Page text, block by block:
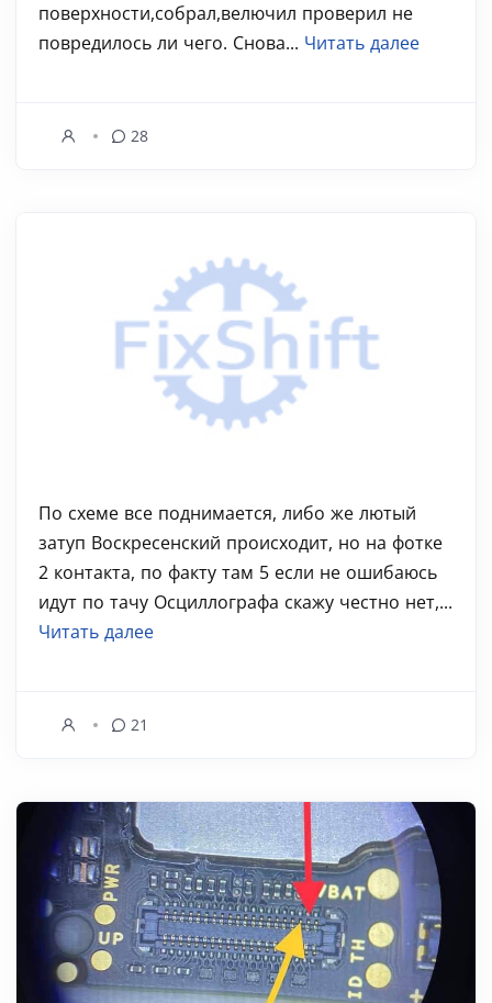
поверхности,собрал,велючил проверил не
повредилось ли чего. Снова... Читать далее
28
По схеме все поднимается, либо же лютый
затуп Воскресенский происходит, но на фотке
2 контакта, по факту там 5 если не ошибаюсь
идут по тачу Осциллографа скажу честно нет,...
Читать далее
21